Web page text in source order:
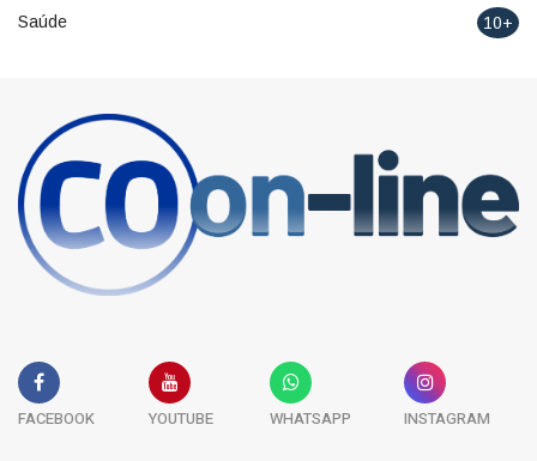
Saúde 10+
FACEBOOK YOUTUBE WHATSAPP INSTAGRAM